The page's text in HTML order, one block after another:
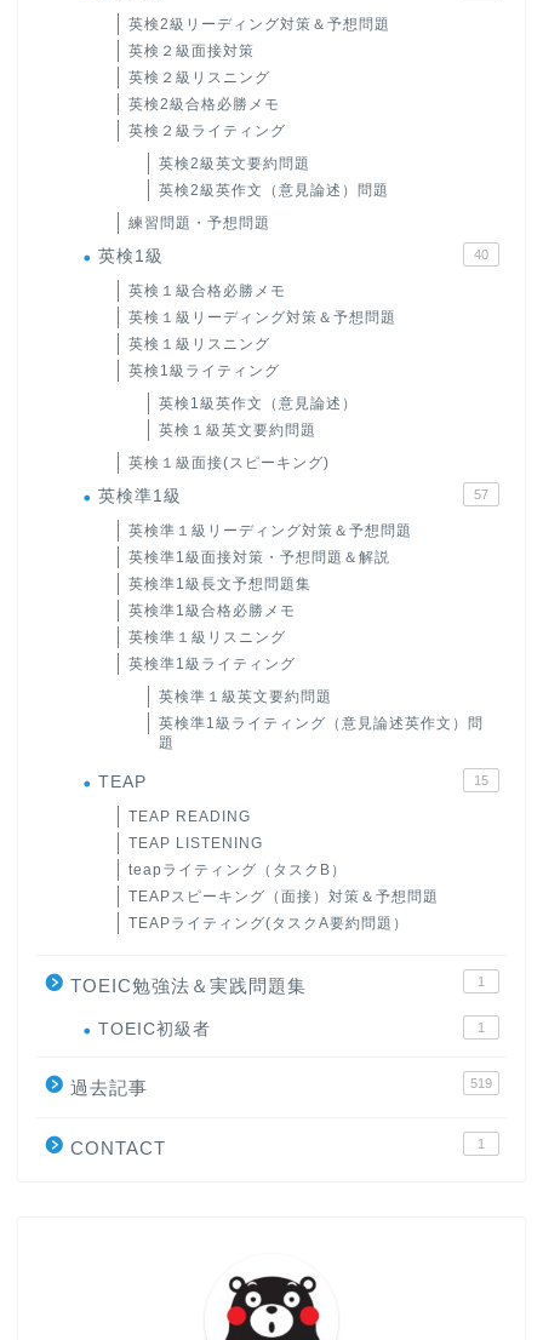
英検2級リーディング対策＆予想問題
英検２級面接対策
英検２級リスニング
英検2級合格必勝メモ
英検２級ライティング
英検2級英文要約問題
英検2級英作文（意見論述）問題
練習問題・予想問題
英検1級 40
英検１級合格必勝メモ
英検１級リーディング対策＆予想問題
英検１級リスニング
英検1級ライティング
英検1級英作文（意見論述）
英検１級英文要約問題
英検１級面接(スピーキング)
英検準1級 57
英検準１級リーディング対策＆予想問題
英検準1級面接対策・予想問題＆解説
英検準1級長文予想問題集
英検準1級合格必勝メモ
英検準１級リスニング
英検準1級ライティング
英検準１級英文要約問題
英検準1級ライティング（意見論述英作文）問
題
TEAP 15
TEAP READING
TEAP LISTENING
teapライティング（タスクB）
TEAPスピーキング（面接）対策＆予想問題
TEAPライティング(タスクA要約問題）
TOEIC勉強法＆実践問題集 1
TOEIC初級者 1
過去記事 519
CONTACT 1
大学入試英語対策講座